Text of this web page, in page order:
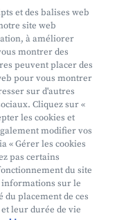
et des balises web
site web
à améliorer
montrer des
peuvent placer des
pour vous montrer
sur d'autres
Cliquez sur «
les cookies et
modifier vos
« Gérer les cookies
pas certains
du site
informations sur le
placement de ces
leur durée de vie